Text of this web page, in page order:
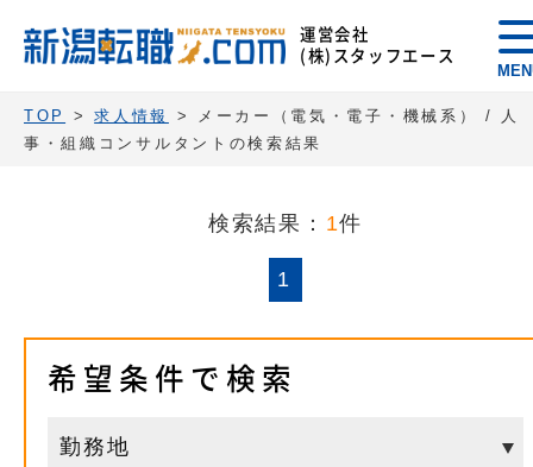
運営会社
(株)スタッフエース
TOP >求人情報
> メーカー（電気・電子・機械系） / 人
事・組織コンサルタントの検索結果
検索結果： 1件
1
希望条件で検索